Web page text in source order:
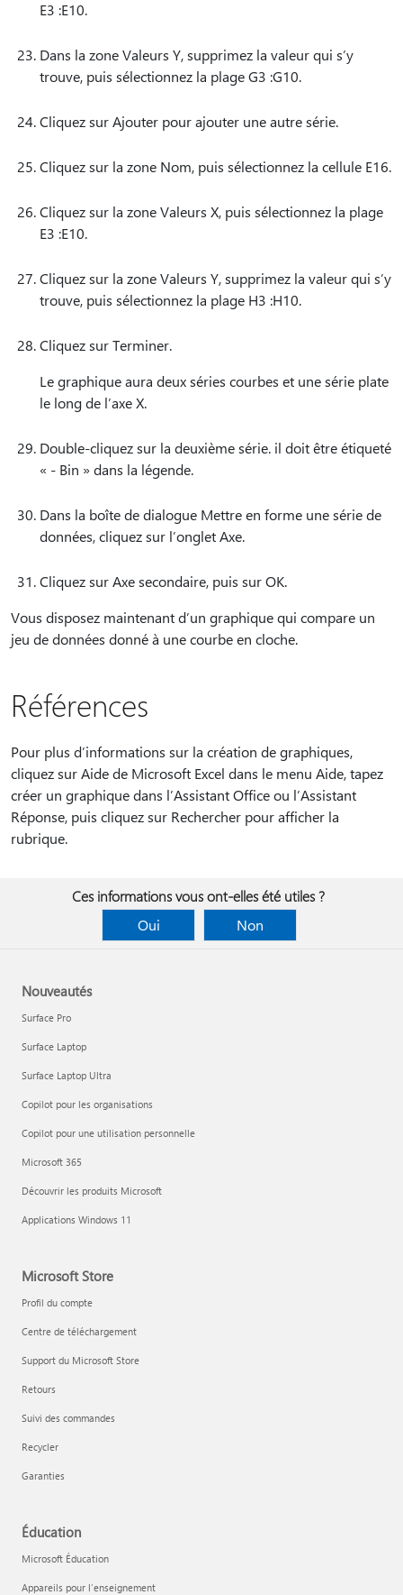
E3 :E10.
Dans la zone Valeurs Y, supprimez la valeur qui s’y
trouve, puis sélectionnez la plage G3 :G10.
Cliquez sur Ajouter pour ajouter une autre série.
Cliquez sur la zone Nom, puis sélectionnez la cellule E16.
Cliquez sur la zone Valeurs X, puis sélectionnez la plage
E3 :E10.
Cliquez sur la zone Valeurs Y, supprimez la valeur qui s’y
trouve, puis sélectionnez la plage H3 :H10.
Cliquez sur Terminer.
Le graphique aura deux séries courbes et une série plate
le long de l’axe X.
Double-cliquez sur la deuxième série. il doit être étiqueté
« - Bin » dans la légende.
Dans la boîte de dialogue Mettre en forme une série de
données, cliquez sur l’onglet Axe.
Cliquez sur Axe secondaire, puis sur OK.
Vous disposez maintenant d’un graphique qui compare un
jeu de données donné à une courbe en cloche.
Références
Pour plus d’informations sur la création de graphiques,
cliquez sur Aide de Microsoft Excel dans le menu Aide, tapez
créer un graphique dans l’Assistant Office ou l’Assistant
Réponse, puis cliquez sur Rechercher pour afficher la
rubrique.
Ces informations vous ont-elles été utiles ?
Oui
Non
Nouveautés
Surface Pro
Surface Laptop
Surface Laptop Ultra
Copilot pour les organisations
Copilot pour une utilisation personnelle
Microsoft 365
Découvrir les produits Microsoft
Applications Windows 11
Microsoft Store
Profil du compte
Centre de téléchargement
Support du Microsoft Store
Retours
Suivi des commandes
Recycler
Garanties
Éducation
Microsoft Éducation
Appareils pour l’enseignement